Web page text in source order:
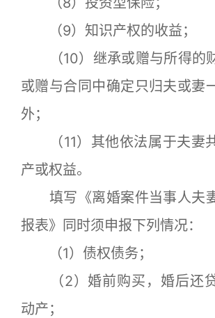
（9）知识产权的收益；
（10）继承或赠与所得的
或赠与合同中确定只归夫或妻
外；
（11）其他依法属于夫妻
产或权益。
填写《离婚案件当事人夫
报表》同时须申报下列情况：
（1）债权债务；
（2）婚前购买，婚后还
动产；